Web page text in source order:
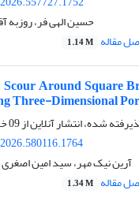
حسین الهی فر، روزبه
مقاله 1.14 M
Around Square
Three-Dimensional
شده، انتشار آنلاین از09 خرداد 1405
آرین نیک مهر، سید امین
مقاله 1.34 M